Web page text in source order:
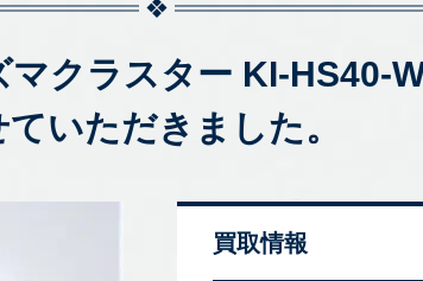
クラスター KI-HS40-
ていただきました。
買取情報